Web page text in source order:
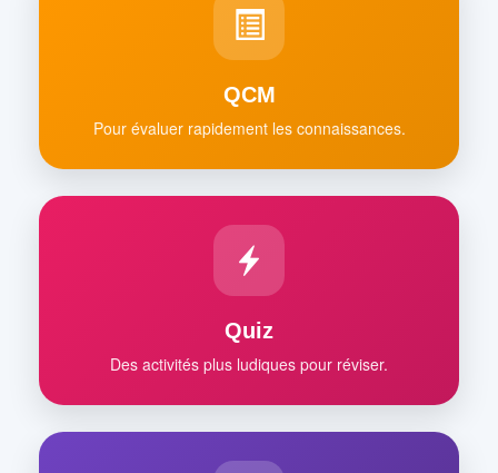
QCM
Pour évaluer rapidement les connaissances.
Quiz
Des activités plus ludiques pour réviser.